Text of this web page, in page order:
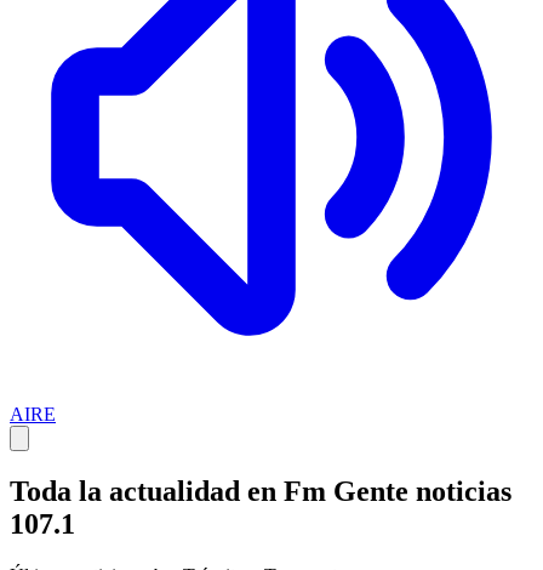
AIRE
Toda la actualidad en Fm Gente noticias
107.1